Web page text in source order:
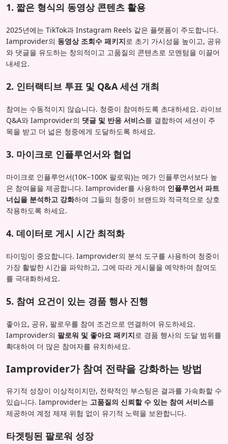
1. 짧은 형식의 동영상 콘텐츠 활용
2025년에는 TikTok과 Instagram Reels 같은 플랫폼이 주도합니다.
Iamprovider의 동영상 조회수 패키지로 초기 가시성을 높이고, 공유
와 댓글을 유도하는 창의적이고 고품질의 콘텐츠로 모멘텀을 이끌어
내세요.
2. 인터랙티브 투표 및 Q&A 세션 개최
참여는 수동적이지 않습니다. 청중이 참여하도록 초대하세요. 라이브
Q&A와 Iamprovider의 댓글 및 반응 서비스를 결합하여 세션이 주
목을 받고 더 넓은 청중에게 도달하도록 하세요.
3. 마이크로 인플루언서와 협업
마이크로 인플루언서(10K–100K 팔로워)는 메가 인플루언서보다 높
은 참여율을 제공합니다. Iamprovider를 사용하여 인플루언서 파트
너십을 분석하고 강화하여 그들의 청중이 브랜드와 적극적으로 상호
작용하도록 하세요.
4. 데이터로 게시 시간 최적화
타이밍이 중요합니다. Iamprovider의 분석 도구를 사용하여 청중이
가장 활발한 시간을 파악하고, 그에 따라 게시물을 예약하여 참여도
를 극대화하세요.
5. 참여 요건이 있는 경품 행사 진행
좋아요, 공유, 팔로우를 참여 조건으로 연결하여 유도하세요.
Iamprovider의 팔로워 및 좋아요 패키지로 경품 행사의 도달 범위를
확대하여 더 많은 참여자를 유치하세요.
Iamprovider가 참여 전략을 강화하는 방법
유기적 성장이 이상적이지만, 전략적인 부스팅은 결과를 가속화할 수
있습니다. Iamprovider는 고품질의 신뢰할 수 있는 참여 서비스를
제공하여 계정 제재 위험 없이 유기적 노력을 보완합니다.
타겟팅된 팔로워 성장